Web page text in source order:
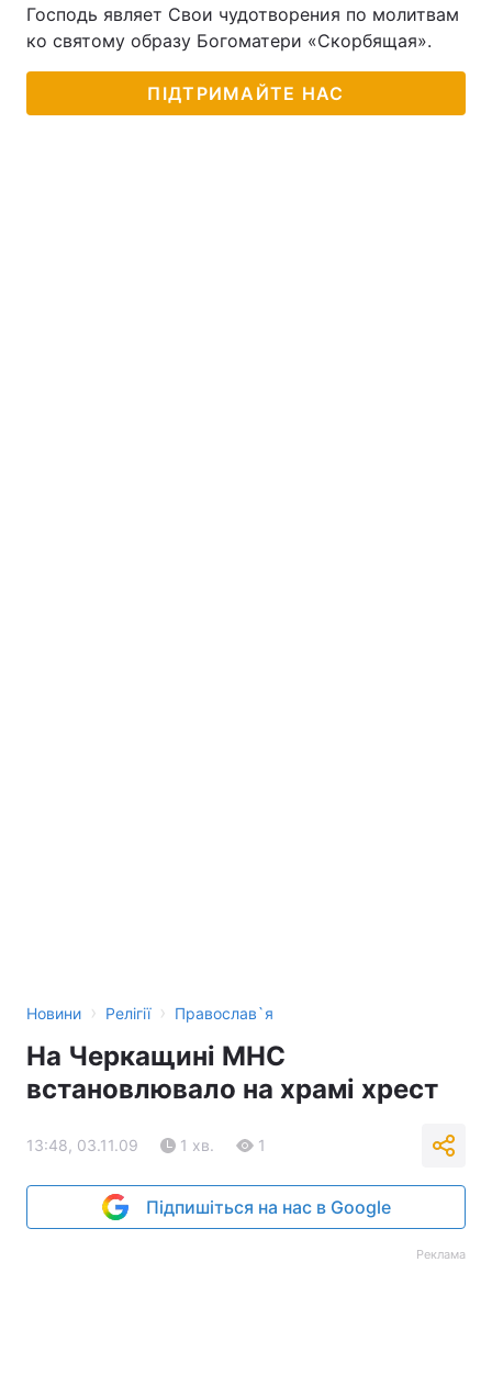
Господь являет Свои чудотворения по молитвам
ко святому образу Богоматери «Скорбящая».
ПІДТРИМАЙТЕ НАС
Новини › Релігії › Православ`я
На Черкащині МНС
встановлювало на храмі хрест
13:48, 03.11.09 1 хв. 1
Підпишіться на нас в Google
Реклама